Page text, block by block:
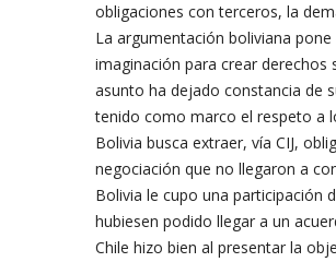
obligaciones con terceros, la
La argumentación boliviana
imaginación para crear derechos
asunto ha dejado constancia de
tenido como marco el respeto a
Bolivia busca extraer, vía CIJ,
negociación que no llegaron a
Bolivia le cupo una participación
hubiesen podido llegar a un
Chile hizo bien al presentar la